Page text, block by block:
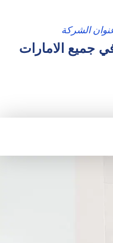
الشركة
جميع الامارات